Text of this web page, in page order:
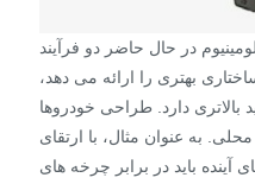
در حال حاضر دو فرآیند
بهتری را ارائه می دهد،
بالاتری دارد. طراحی خودروها
به عنوان مثال، با ارتقای
آینده باید در برابر چرخه های